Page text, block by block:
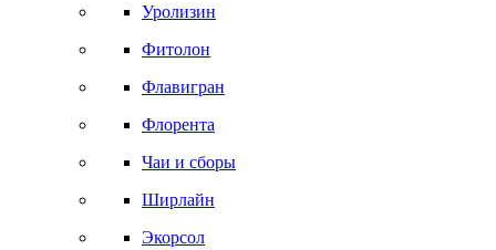
Уролизин
Фитолон
Флавигран
Флорента
Чаи и сборы
Ширлайн
Экорсол